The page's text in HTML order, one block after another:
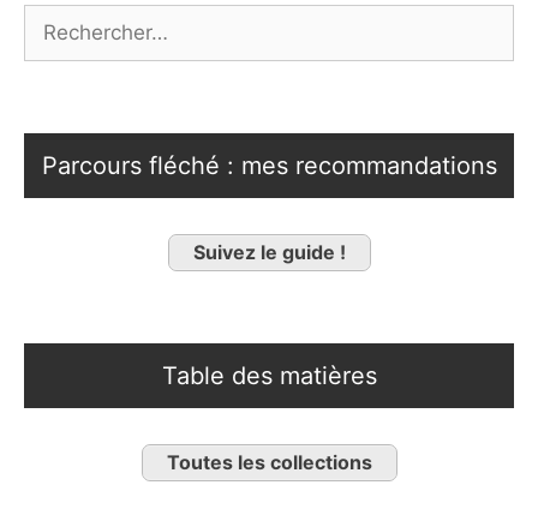
Parcours fléché : mes recommandations
Suivez le guide !
Table des matières
Toutes les collections